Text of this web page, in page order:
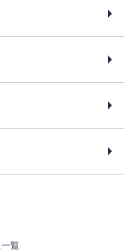
覧